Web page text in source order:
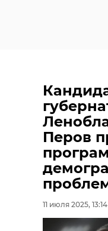
Перов
11 июля 2025, 13:14